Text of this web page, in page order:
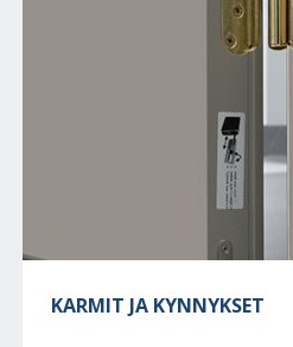
KARMIT JA KYNNYKSET